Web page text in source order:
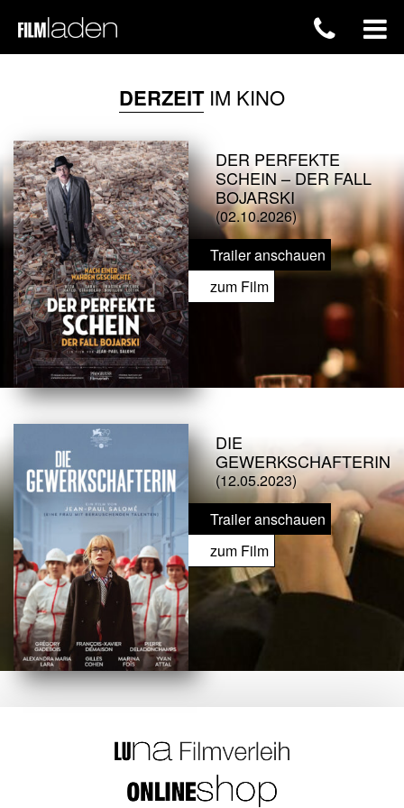
DERZEITIM KINO
DER PERFEKTE
SCHEIN – DER FALL
BOJARSKI
(02.10.2026)
Trailer anschauen
zum Film
DIE
GEWERKSCHAFTERIN
(12.05.2023)
Trailer anschauen
zum Film